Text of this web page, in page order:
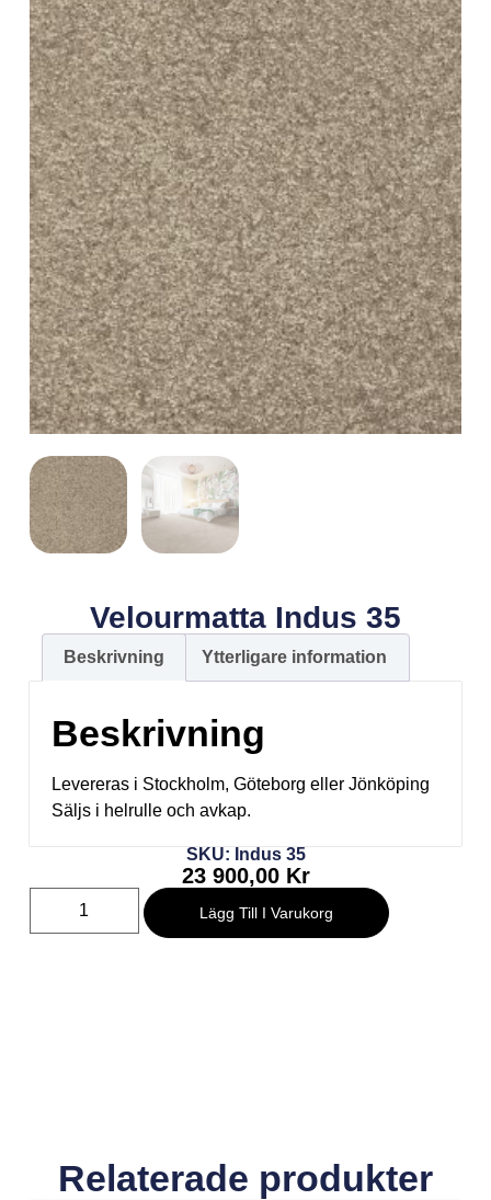
Velourmatta Indus 35
Beskrivning Ytterligare information
Beskrivning
Levereras i Stockholm, Göteborg eller Jönköping
Säljs i helrulle och avkap.
SKU: Indus 35
23 900,00 Kr
Lägg Till I Varukorg
Relaterade produkter